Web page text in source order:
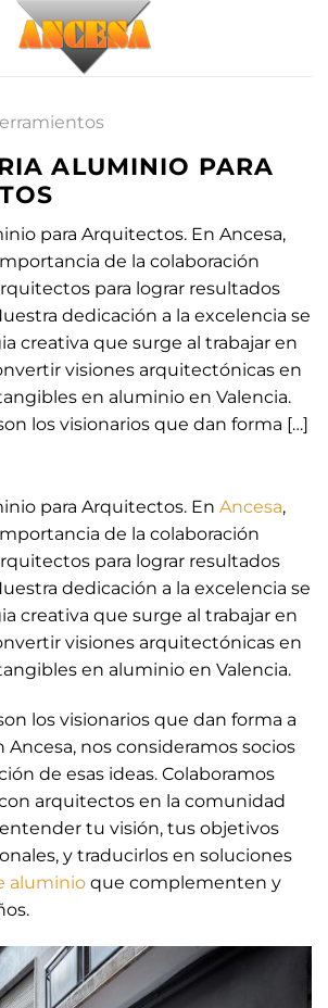
ALUMINIO PARA
para Arquitectos. En Ancesa,
de la colaboración
para lograr resultados
dedicación a la excelencia se
creativa que surge al trabajar en
visiones arquitectónicas en
en aluminio en Valencia.
los visionarios que dan forma […]
para Arquitectos. En Ancesa,
de la colaboración
para lograr resultados
dedicación a la excelencia se
creativa que surge al trabajar en
visiones arquitectónicas en
en aluminio en Valencia.
los visionarios que dan forma a
Ancesa, nos consideramos socios
de esas ideas. Colaboramos
arquitectos en la comunidad
tu visión, tus objetivos
y traducirlos en soluciones
aluminio que complementen y